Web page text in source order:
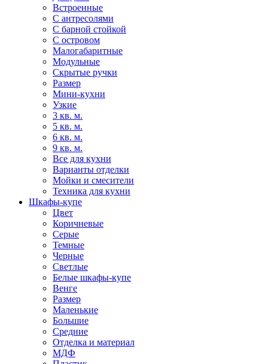
Встроенные
С антресолями
С барной стойкой
С островом
Малогабаритные
Модульные
Скрытые ручки
Размер
Мини-кухни
Узкие
3 кв. м.
5 кв. м.
6 кв. м.
9 кв. м.
Все для кухни
Варианты отделки
Мойки и смесители
Техника для кухни
Шкафы-купе
Цвет
Коричневые
Серые
Темные
Черные
Светлые
Белые шкафы-купе
Венге
Размер
Маленькие
Большие
Средние
Отделка и материал
МДФ